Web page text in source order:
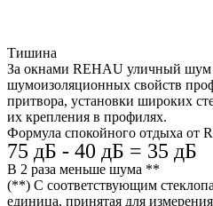
Тишина
За окнами REHAU уличный шум
шумоизоляционных свойств
притвора, установки широких
их крепления в профилях.
Формула спокойного отдыха от
75 дБ - 40 дБ = 35 дБ
В 2 раза меньше шума **
(**) C соответствующим
единица, принятая для